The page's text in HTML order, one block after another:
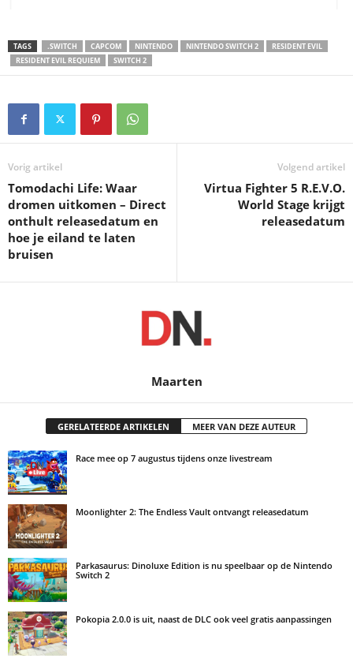
TAGS .SWITCH CAPCOM NINTENDO NINTENDO SWITCH 2
RESIDENT EVIL
RESIDENT EVIL REQUIEM
SWITCH 2
Vorig artikel
Tomodachi Life: Waar
dromen uitkomen – Direct
onthult releasedatum en
hoe je eiland te laten
bruisen
Volgend artikel
Virtua Fighter 5 R.E.V.O.
World Stage krijgt
releasedatum
Maarten
GERELATEERDE ARTIKELEN MEER VAN DEZE AUTEUR
Race mee op 7 augustus tijdens onze livestream
Moonlighter 2: The Endless Vault ontvangt releasedatum
Parkasaurus: Dinoluxe Edition is nu speelbaar op de Nintendo
Switch 2
Pokopia 2.0.0 is uit, naast de DLC ook veel gratis aanpassingen